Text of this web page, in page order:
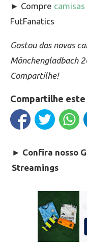
► Compre
FutFanatics
Gostou das novas
Mönchengladbach
Compartilhe!
Compartilhe este
► Confira nosso
Streamings